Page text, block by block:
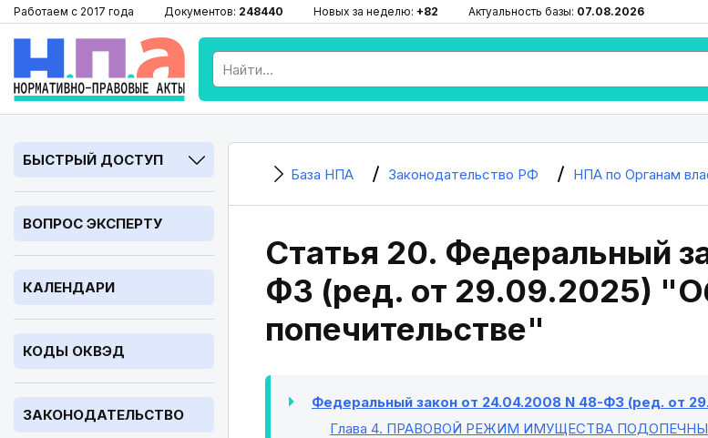
Работаем с 2017 года Документов: 248440 Новых за неделю: +82 Актуальность базы: 07.08.2026
БЫСТРЫЙ ДОСТУП
ВОПРОС ЭКСПЕРТУ
КАЛЕНДАРИ
КОДЫ ОКВЭД
ЗАКОНОДАТЕЛЬСТВО
База НПА Законодательство РФ НПА по Органам
Статья 20. Федеральный
ФЗ (ред. от 29.09.2025)
попечительстве"
Федеральный закон от 24.04.2008 N 48-ФЗ (ред. от
Глава 4. ПРАВОВОЙ РЕЖИМ ИМУЩЕСТВА